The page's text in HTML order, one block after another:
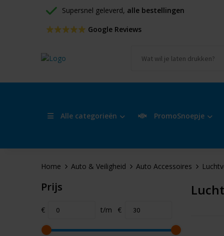
Supersnel geleverd, alle bestellingen
Google Reviews
Alle categorieën PromoSnoepje
Home Auto & Veiligheid Auto Accessoires
Prijs
€ t/m €